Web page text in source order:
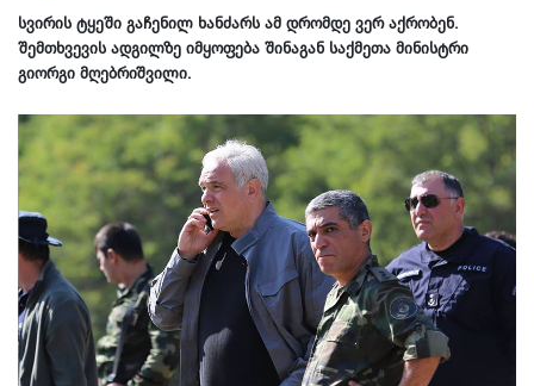
სვირის ტყეში გაჩენილ ხანძარს ამ დრომდე ვერ აქრობენ.
შემთხვევის ადგილზე იმყოფება შინაგან საქმეთა მინისტრი
გიორგი მღებრიშვილი.